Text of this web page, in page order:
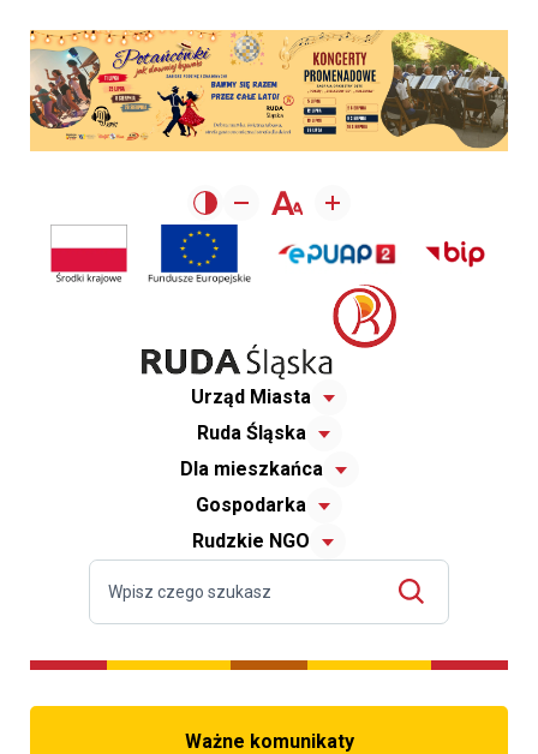
Urząd Miasta
Ruda Śląska
Dla mieszkańca
Gospodarka
Rudzkie NGO
Ważne komunikaty